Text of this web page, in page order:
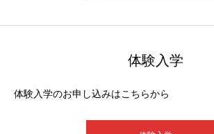
体験入学
体験入学のお申し込みはこちらから